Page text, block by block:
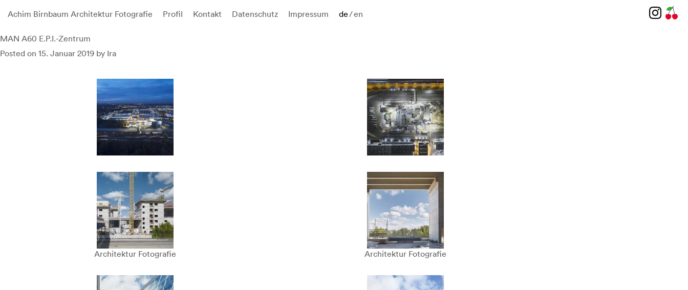
Achim Birnbaum Architektur Fotografie Profil Kontakt Datenschutz Impressum de/en
Skip
to
content
MAN A60 E.P.I.-Zentrum
Posted on 15. Januar 2019 by Ira
Architektur Fotografie Architektur Fotografie